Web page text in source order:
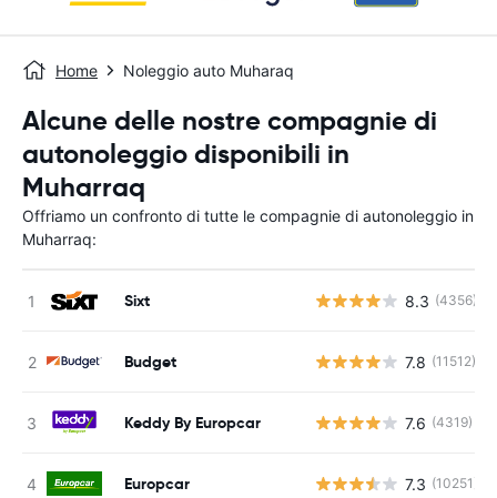
Home Noleggio auto Muharaq
Alcune delle nostre compagnie di
autonoleggio disponibili in
Muharraq
Offriamo un confronto di tutte le compagnie di autonoleggio in
Muharraq:
Sixt 8.3 (4356)
Budget 7.8 (11512)
Keddy By Europcar 7.6 (4319)
Europcar 7.3 (10251)